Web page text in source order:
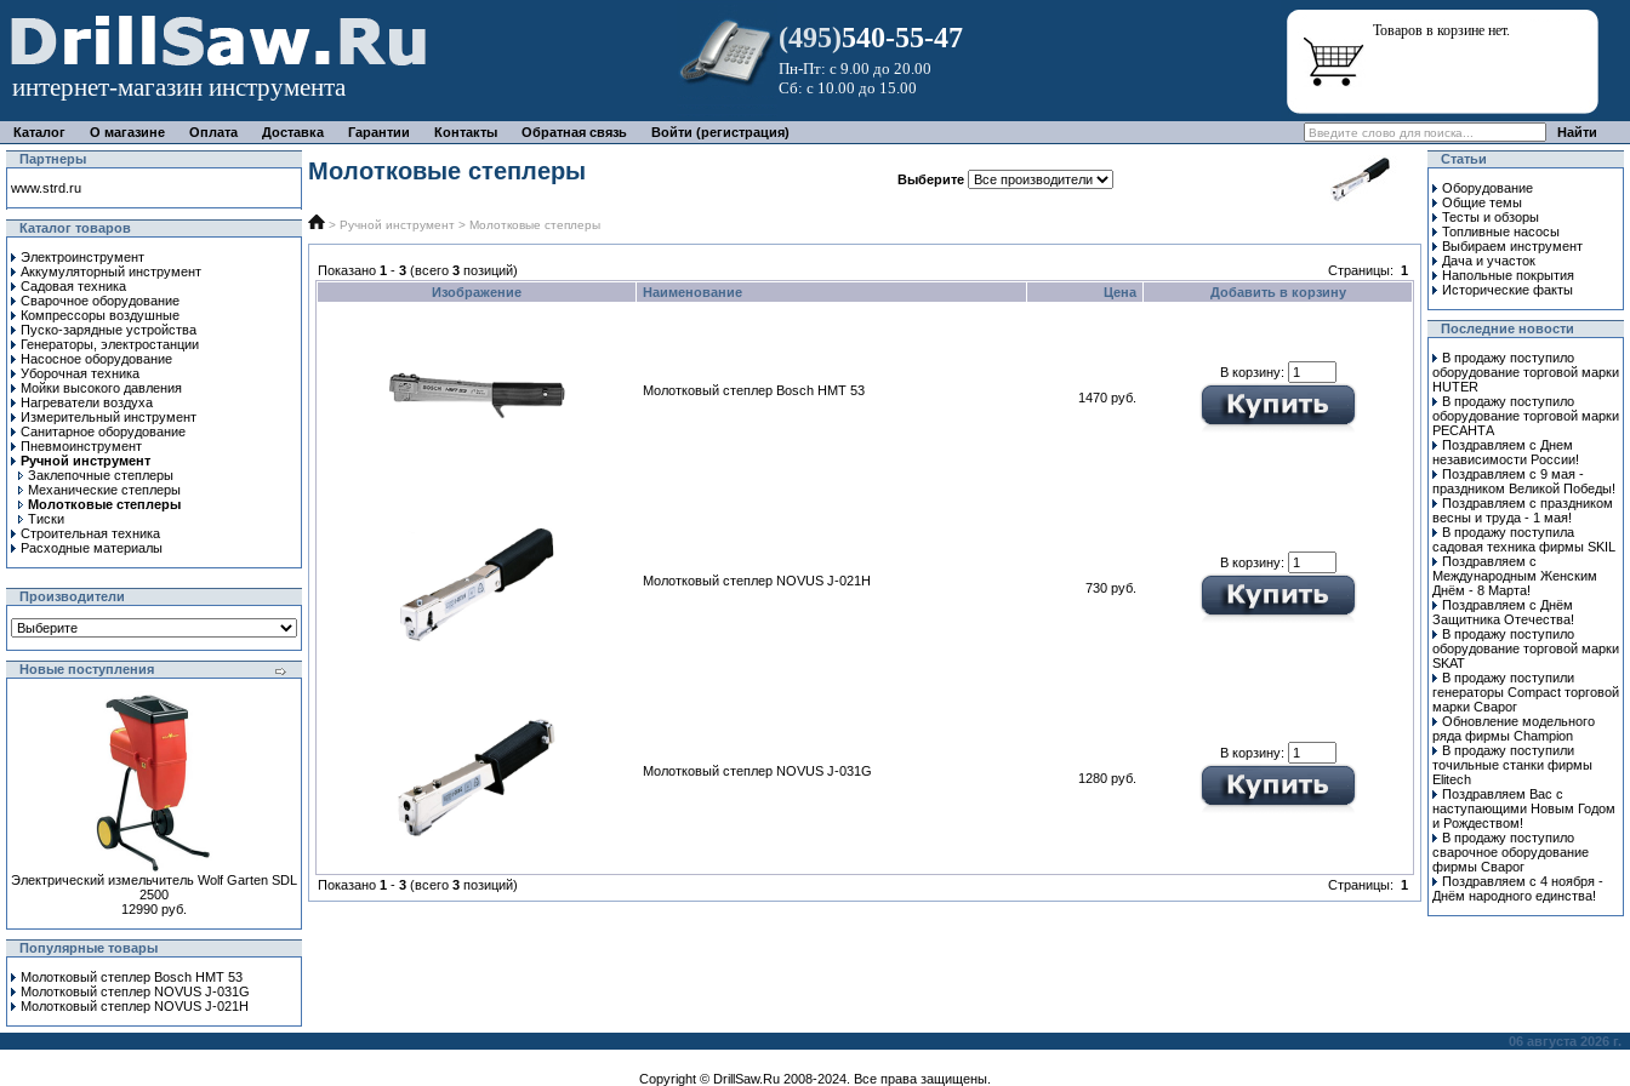
интернет-магазин инструмента
(495)540-55-47
Пн-Пт: с 9.00 до 20.00
Сб: с 10.00 до 15.00
Товаров в корзине нет.
Каталог О магазине Оплата Доставка Гарантии Контакты Обратная связь
Войти (регистрация)
Партнеры
www.strd.ru
Каталог товаров
Электроинструмент
Аккумуляторный инструмент
Садовая техника
Сварочное оборудование
Компрессоры воздушные
Пуско-зарядные устройства
Генераторы, электростанции
Насосное оборудование
Уборочная техника
Мойки высокого давления
Нагреватели воздуха
Измерительный инструмент
Санитарное оборудование
Пневмоинструмент
Ручной инcтрумент
Заклепочные степлеры
Механические степлеры
Молотковые степлеры
Тиски
Строительная техника
Расходные материалы
Производители
Новые поступления
Электрический измельчитель Wolf Garten SDL
2500
12990 руб.
Популярные товары
Молотковый степлер Bosch HMT 53
Молотковый степлер NOVUS J-031G
Молотковый степлер NOVUS J-021H
Молотковые степлеры Выберите
> Ручной инcтрумент > Молотковые степлеры
Показано 1 - 3 (всего 3 позиций) Страницы: 1
Изображение
Наименование Цена Добавить в корзину
Молотковый степлер Bosch HMT 53 1470 руб.
В корзину:
Молотковый степлер NOVUS J-021H 730 руб.
В корзину:
Молотковый степлер NOVUS J-031G 1280 руб.
В корзину:
Показано 1 - 3 (всего 3 позиций) Страницы: 1
Статьи
Оборудование
Общие темы
Тесты и обзоры
Топливные насосы
Выбираем инструмент
Дача и участок
Напольные покрытия
Исторические факты
Последние новости
В продажу поступило
оборудование торговой марки
HUTER
В продажу поступило
оборудование торговой марки
РЕСАНТА
Поздравляем с Днем
независимости России!
Поздравляем с 9 мая -
праздником Великой Победы!
Поздравляем с праздником
весны и труда - 1 мая!
В продажу поступила
cадовая техника фирмы SKIL
Поздравляем с
Международным Женским
Днём - 8 Марта!
Поздравляем с Днём
Защитника Отечества!
В продажу поступило
оборудование торговой марки
SKAT
В продажу поступили
генераторы Compact торговой
марки Сварог
Обновление модельного
ряда фирмы Champion
В продажу поступили
точильные станки фирмы
Elitech
Поздравляем Вас с
наступающими Новым Годом
и Рождеством!
В продажу поступило
сварочное оборудование
фирмы Сварог
Поздравляем с 4 ноября -
Днём народного единства!
06 августа 2026 г.
Copyright © DrillSaw.Ru 2008-2024. Все права защищены.